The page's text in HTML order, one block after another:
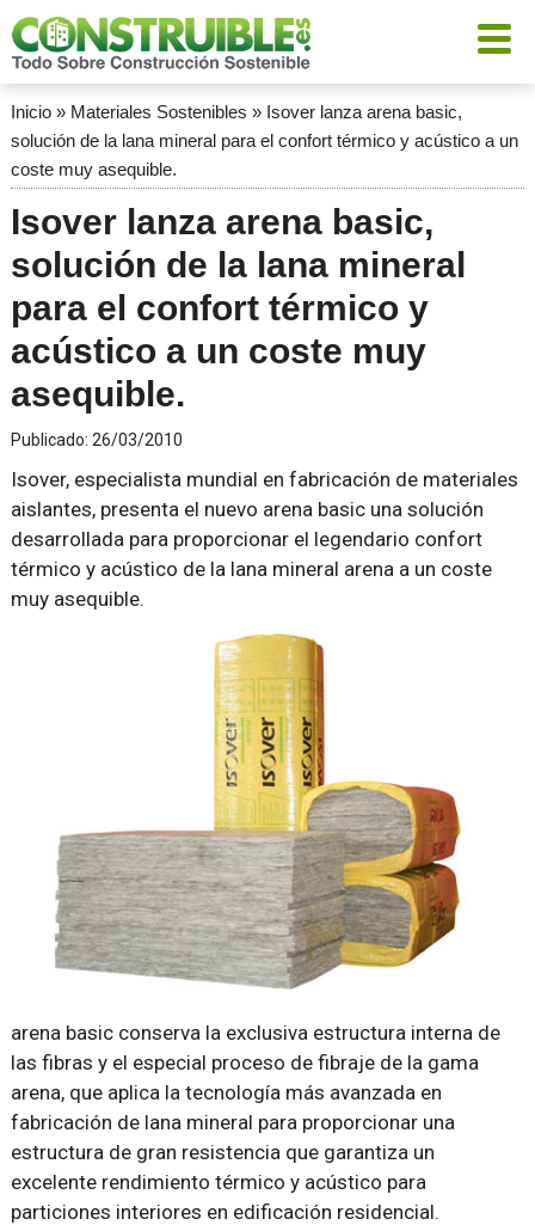
Inicio» Materiales Sostenibles » Isover lanza arena basic,
solución de la lana mineral para el confort térmico y acústico a un
coste muy asequible.
Isover lanza arena basic,
solución de la lana mineral
para el confort térmico y
acústico a un coste muy
asequible.
Publicado: 26/03/2010
Isover, especialista mundial en fabricación de materiales
aislantes, presenta el nuevo arena basic una solución
desarrollada para proporcionar el legendario confort
térmico y acústico de la lana mineral arena a un coste
muy asequible.
arena basic conserva la exclusiva estructura interna de
las fibras y el especial proceso de fibraje de la gama
arena, que aplica la tecnología más avanzada en
fabricación de lana mineral para proporcionar una
estructura de gran resistencia que garantiza un
excelente rendimiento térmico y acústico para
particiones interiores en edificación residencial.